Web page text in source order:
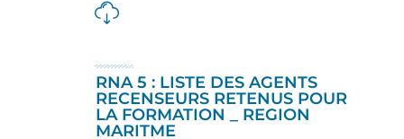
RNA 5 : LISTE DES AGENTS
RECENSEURS RETENUS POUR
LA FORMATION _ REGION
MARITME